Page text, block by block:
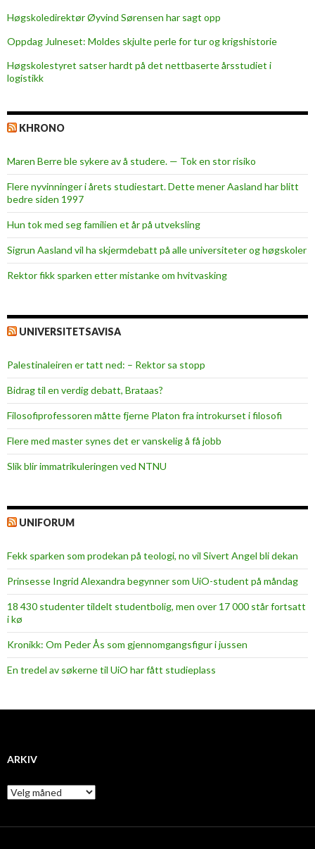
Høgskoledirektør Øyvind Sørensen har sagt opp
Oppdag Julneset: Moldes skjulte perle for tur og krigshistorie
Høgskolestyret satser hardt på det nettbaserte årsstudiet i
logistikk
KHRONO
Maren Berre ble sykere av å studere. — Tok en stor risiko
Flere nyvinninger i årets studiestart. Dette mener Aasland har blitt
bedre siden 1997
Hun tok med seg familien et år på utveksling
Sigrun Aasland vil ha skjerm­debatt på alle universiteter og høgskoler
Rektor fikk sparken etter mistanke om hvitvasking
UNIVERSITETSAVISA
Palestinaleiren er tatt ned: – Rektor sa stopp
Bidrag til en verdig debatt, Brataas?
Filosofiprofessoren måtte fjerne Platon fra introkurset i filosofi
Flere med master synes det er vanskelig å få jobb
Slik blir immatrikuleringen ved NTNU
UNIFORUM
Fekk sparken som prodekan på teologi, no vil Sivert Angel bli dekan
Prinsesse Ingrid Alexandra begynner som UiO-student på måndag
18 430 studenter tildelt studentbolig, men over 17 000 står fortsatt
i kø
Kronikk: Om Peder Ås som gjennomgangsfigur i jussen
En tredel av søkerne til UiO har fått studieplass
ARKIV
A
r
i